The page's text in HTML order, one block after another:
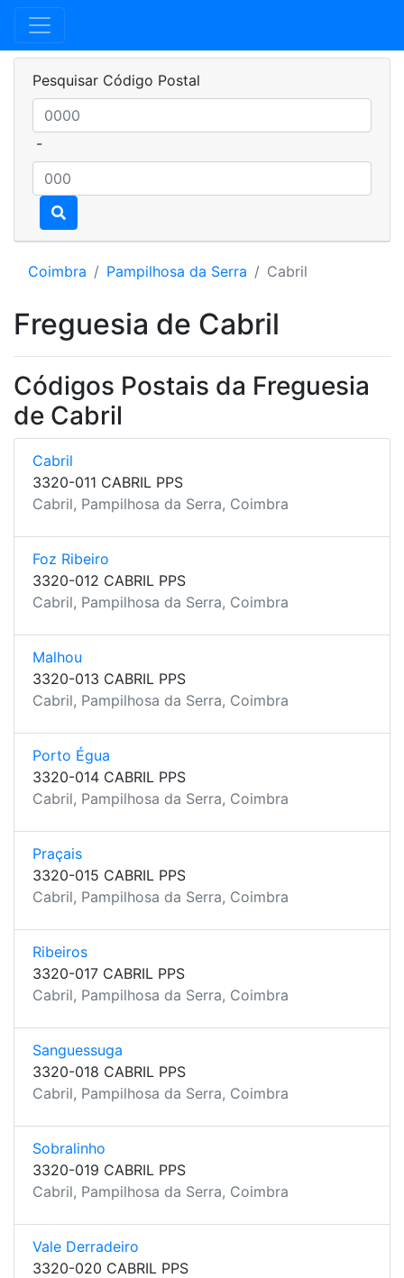
Pesquisar Código Postal
-
Coimbra Pampilhosa da Serra Cabril
Freguesia de Cabril
Códigos Postais da Freguesia
de Cabril
Cabril
3320-011 CABRIL PPS
Cabril, Pampilhosa da Serra, Coimbra
Foz Ribeiro
3320-012 CABRIL PPS
Cabril, Pampilhosa da Serra, Coimbra
Malhou
3320-013 CABRIL PPS
Cabril, Pampilhosa da Serra, Coimbra
Porto Égua
3320-014 CABRIL PPS
Cabril, Pampilhosa da Serra, Coimbra
Praçais
3320-015 CABRIL PPS
Cabril, Pampilhosa da Serra, Coimbra
Ribeiros
3320-017 CABRIL PPS
Cabril, Pampilhosa da Serra, Coimbra
Sanguessuga
3320-018 CABRIL PPS
Cabril, Pampilhosa da Serra, Coimbra
Sobralinho
3320-019 CABRIL PPS
Cabril, Pampilhosa da Serra, Coimbra
Vale Derradeiro
3320-020 CABRIL PPS